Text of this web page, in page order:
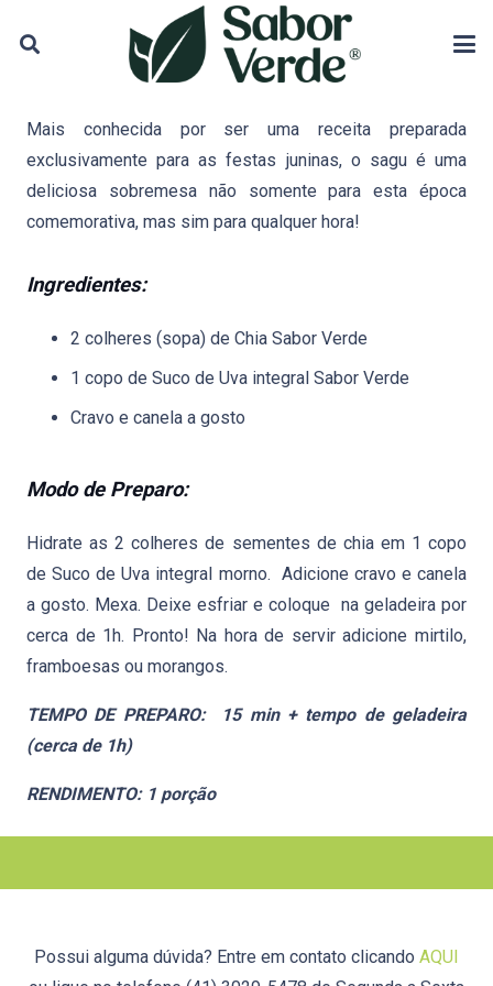
Mais conhecida por ser uma receita preparada
exclusivamente para as festas juninas, o sagu é uma
deliciosa sobremesa não somente para esta época
comemorativa, mas sim para qualquer hora!
Ingredientes:
2 colheres (sopa) de Chia Sabor Verde
1 copo de Suco de Uva integral Sabor Verde
Cravo e canela a gosto
Modo de Preparo:
Hidrate as 2 colheres de sementes de chia em 1 copo
de Suco de Uva integral morno. Adicione cravo e canela
a gosto. Mexa. Deixe esfriar e coloque na geladeira por
cerca de 1h. Pronto! Na hora de servir adicione mirtilo,
framboesas ou morangos.
TEMPO DE PREPARO: 15 min + tempo de geladeira
(cerca de 1h)
RENDIMENTO: 1 porção
Possui alguma dúvida? Entre em contato clicando AQUI